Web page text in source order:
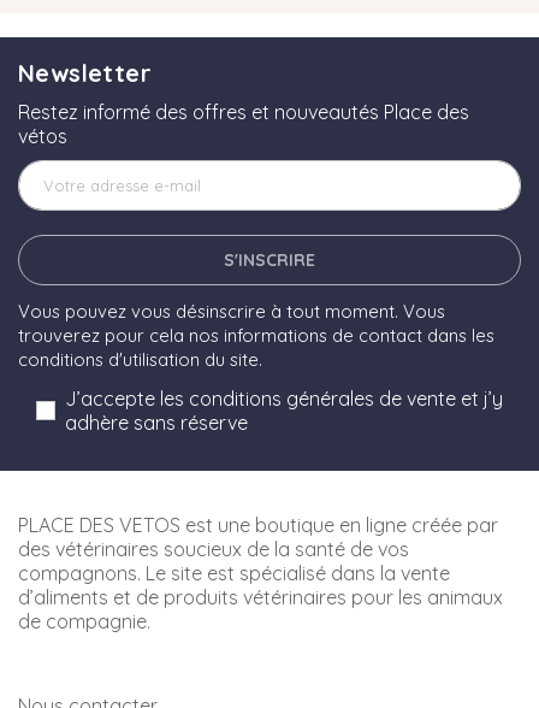
Newsletter
Restez informé des offres et nouveautés Place des
vétos
S'INSCRIRE
Vous pouvez vous désinscrire à tout moment. Vous
trouverez pour cela nos informations de contact dans les
conditions d'utilisation du site.
J’accepte les conditions générales de vente et j’y
adhère sans réserve
PLACE DES VETOS est une boutique en ligne créée par
des vétérinaires soucieux de la santé de vos
compagnons. Le site est spécialisé dans la vente
d’aliments et de produits vétérinaires pour les animaux
de compagnie.